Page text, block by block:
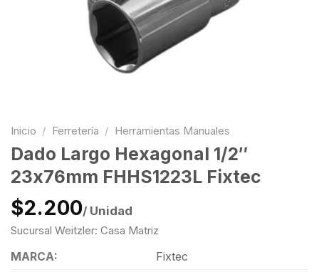
Inicio / Ferretería / Herramientas Manuales
Dado Largo Hexagonal 1/2″
23x76mm FHHS1223L Fixtec
$2.200/ Unidad
Sucursal Weitzler: Casa Matriz
MARCA:
Fixtec